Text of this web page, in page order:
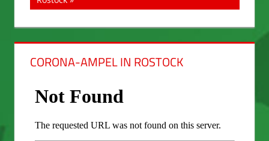
CORONA-AMPEL IN ROSTOCK